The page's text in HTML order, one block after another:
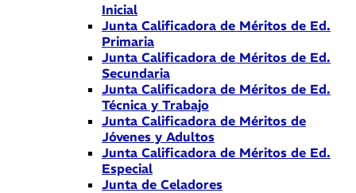
Inicial
Junta Calificadora de Méritos de Ed.
Primaria
Junta Calificadora de Méritos de Ed.
Secundaria
Junta Calificadora de Méritos de Ed.
Técnica y Trabajo
Junta Calificadora de Méritos de
Jóvenes y Adultos
Junta Calificadora de Méritos de Ed.
Especial
Junta de Celadores